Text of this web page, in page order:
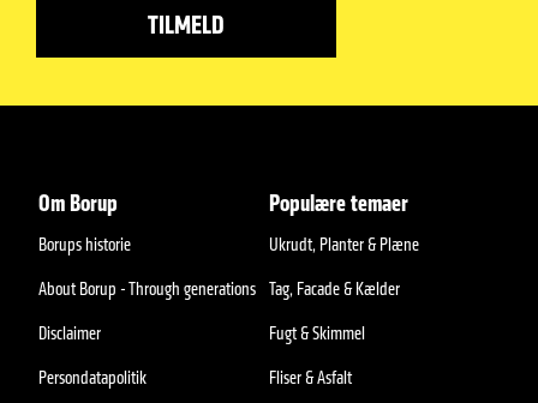
Om Borup
Borups historie
About Borup - Through generations
Disclaimer
Persondatapolitik
Populære temaer
Ukrudt, Planter & Plæne
Tag, Facade & Kælder
Fugt & Skimmel
Fliser & Asfalt